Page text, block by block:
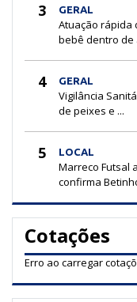
3 GERAL
Atuação rápida
bebê dentro de
4 GERAL
Vigilância
de peixes e ...
5 LOCAL
Marreco Futsal
confirma
Cotações
Erro ao carregar